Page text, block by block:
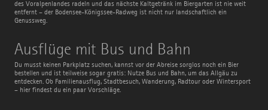
des Voralpenlandes radeln und das nächste Kaltgetränk im Biergarten ist nie weit
entfernt – der Bodensee-Königssee-Radweg ist nicht nur landschaftlich ein
Genussweg.
Ausflüge mit Bus und Bahn
Du musst keinen Parkplatz suchen, kannst vor der Abreise sorglos noch ein Bier
bestellen und ist teilweise sogar gratis: Nutze Bus und Bahn, um das Allgäu zu
entdecken. Ob Familienausflug, Stadtbesuch, Wanderung, Radtour oder Wintersport
– hier findest du ein paar Vorschläge.
Ausflüge
mit
Bus
und
Bahn